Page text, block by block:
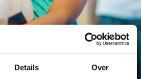
Details Over